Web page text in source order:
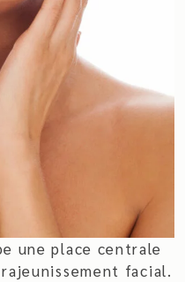
une place centrale
facial.